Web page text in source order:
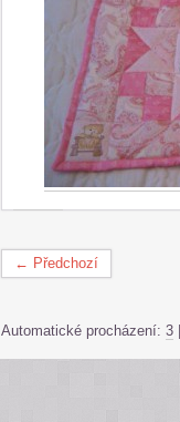
← Předchozí
Automatické procházení: 3